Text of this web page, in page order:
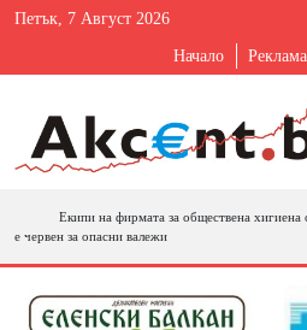
Петък, 7 Август 2026
Начало Реклама
Екипи на фирмата за обществена хигиена
е червен за опасни валежи